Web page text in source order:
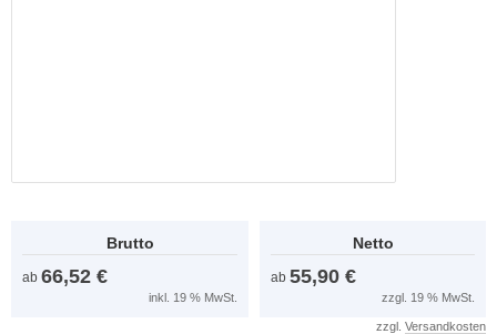
Brutto
ab 66,52 €
inkl. 19 % MwSt.
Netto
ab 55,90 €
zzgl. 19 % MwSt.
zzgl. Versandkosten